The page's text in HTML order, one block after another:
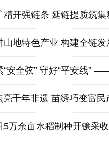
5万余亩水稻制种开镰采收